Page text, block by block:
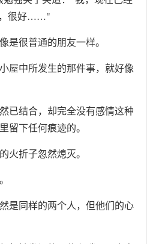
，很好……"
是很普通的朋友一样。
屋中所发生的那件事，就好像
已结合，却完全没有感情这种
留下任何痕迹的。
火折子忽然熄灭。
是同样的两个人，但他们的心